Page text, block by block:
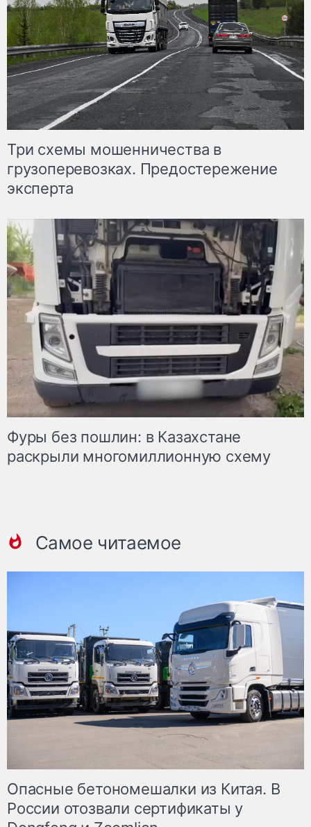
Три схемы мошенничества в
грузоперевозках. Предостережение
эксперта
Фуры без пошлин: в Казахстане
раскрыли многомиллионную схему
Самое читаемое
Опасные бетономешалки из Китая. В
России отозвали сертификаты у